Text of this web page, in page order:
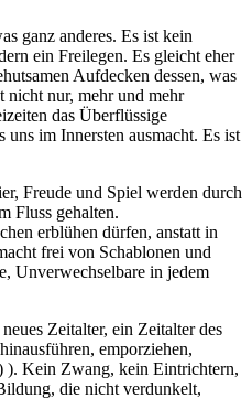
ganz anderes. Es ist kein
ein Freilegen. Es gleicht eher
Aufdecken dessen, was
nicht nur, mehr und mehr
das Überflüssige
im Innersten ausmacht. Es ist
Freude und Spiel werden durch
Fluss gehalten.
erblühen dürfen, anstatt in
frei von Schablonen und
Unverwechselbare in jedem
Zeitalter, ein Zeitalter des
emporziehen,
Kein Zwang, kein Eintrichtern,
die nicht verdunkelt,